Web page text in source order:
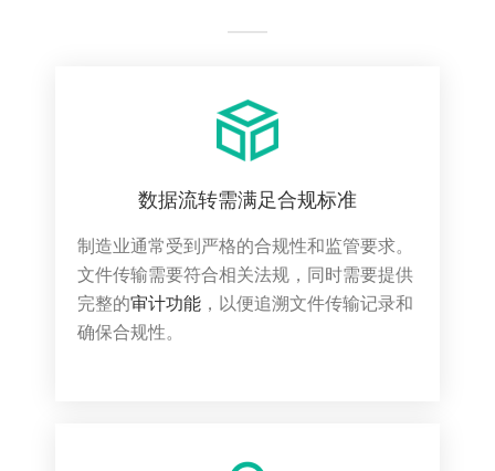
数据流转需满足合规标准
制造业通常受到严格的合规性和监管要求。
文件传输需要符合相关法规，同时需要提供
完整的审计功能 ，以便追溯文件传输记录和
确保合规性。